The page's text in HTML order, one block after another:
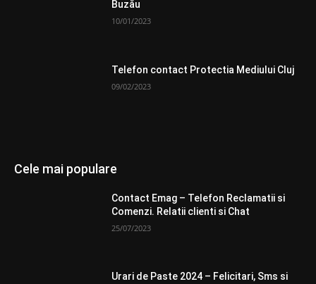
Buzău
10/01/2023
Telefon contact Protectia Mediului Cluj
09/02/2023
Cele mai populare
Contact Emag – Telefon Reclamatii si
Comenzi. Relatii clienti si Chat
25/07/2023
Urari de Paste 2024 – Felicitari, Sms si